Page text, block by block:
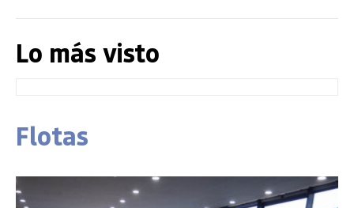
Lo más visto
Flotas